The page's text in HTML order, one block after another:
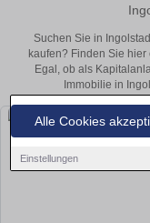
Alle Cookies
Einstellungen
Suchen Sie in
kaufen? Finden Sie
Egal, ob als
Immobilie in